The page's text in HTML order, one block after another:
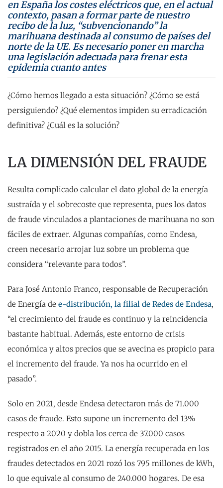
en España los costes eléctricos que, en el actual
contexto, pasan a formar parte de nuestro
recibo de la luz, “subvencionando” la
marihuana destinada al consumo de países del
norte de la UE. Es necesario poner en marcha
una legislación adecuada para frenar esta
epidemia cuanto antes
¿Cómo hemos llegado a esta situación? ¿Cómo se está
persiguiendo? ¿Qué elementos impiden su erradicación
definitiva? ¿Cuál es la solución?
LA DIMENSIÓN DEL FRAUDE
Resulta complicado calcular el dato global de la energía
sustraída y el sobrecoste que representa, pues los datos
de fraude vinculados a plantaciones de marihuana no son
fáciles de extraer. Algunas compañías, como Endesa,
creen necesario arrojar luz sobre un problema que
considera “relevante para todos”.
Para José Antonio Franco, responsable de Recuperación
de Energía de e-distribución, la filial de Redes de Endesa,
“el crecimiento del fraude es continuo y la reincidencia
bastante habitual. Además, este entorno de crisis
económica y altos precios que se avecina es propicio para
el incremento del fraude. Ya nos ha ocurrido en el
pasado”.
Solo en 2021, desde Endesa detectaron más de 71.000
casos de fraude. Esto supone un incremento del 13%
respecto a 2020 y dobla los cerca de 37.000 casos
registrados en el año 2015. La energía recuperada en los
fraudes detectados en 2021 rozó los 795 millones de kWh,
lo que equivale al consumo de 240.000 hogares. De esa